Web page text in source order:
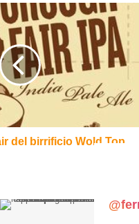
del birrificio Wold Top